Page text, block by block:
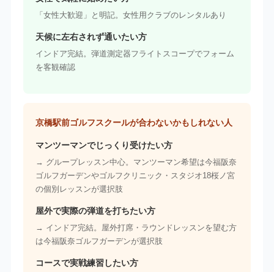
「女性大歓迎」と明記。女性用クラブのレンタルあり
天候に左右されず通いたい方
インドア完結。弾道測定器フライトスコープでフォーム
を客観確認
京橋駅前ゴルフスクールが合わないかもしれない人
マンツーマンでじっくり受けたい方
→ グループレッスン中心。マンツーマン希望は今福阪奈
ゴルフガーデンやゴルフクリニック・スタジオ18桜ノ宮
の個別レッスンが選択肢
屋外で実際の弾道を打ちたい方
→ インドア完結。屋外打席・ラウンドレッスンを望む方
は今福阪奈ゴルフガーデンが選択肢
コースで実戦練習したい方